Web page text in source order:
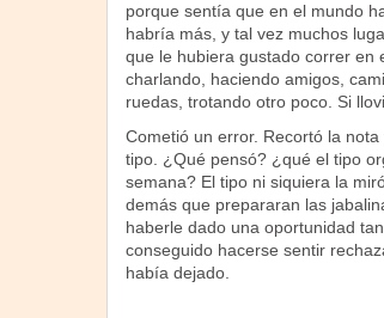
porque sentía que en el mundo
habría más, y tal vez muchos
que le hubiera gustado correr en
charlando, haciendo amigos,
ruedas, trotando otro poco. Si
Cometió un error. Recortó la
tipo. ¿Qué pensó? ¿qué el tipo
semana? El tipo ni siquiera la
demás que prepararan las
haberle dado una oportunidad
conseguido hacerse sentir
había dejado.